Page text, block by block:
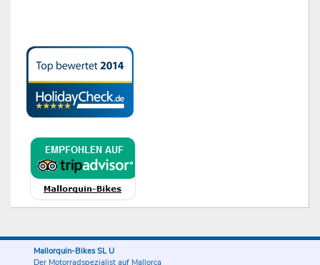
Mallorquin-Bikes SL U
Der Motorradspezialist auf Mallorca